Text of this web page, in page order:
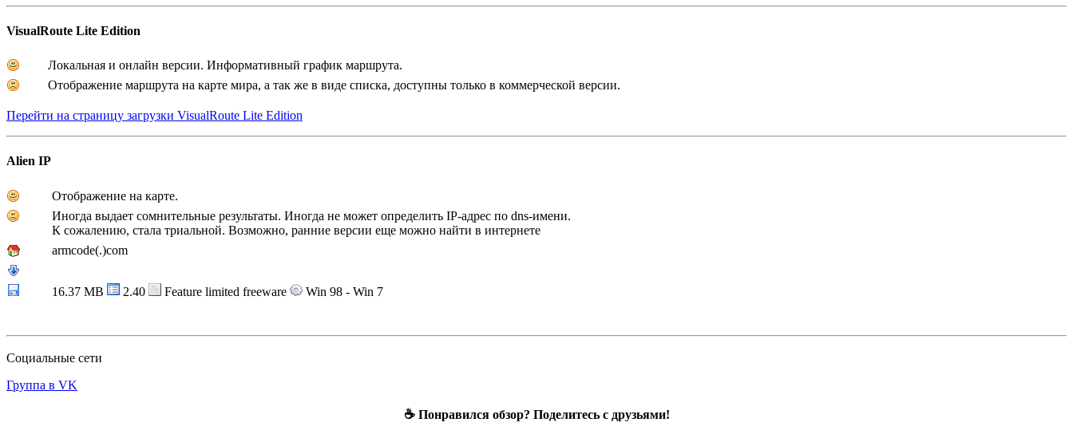
VisualRoute Lite Edition
Локальная и онлайн версии. Информативный график маршрута.
Отображение маршрута на карте мира, а так же в виде списка, доступны только в коммерческой версии.
Перейти на страницу загрузки VisualRoute Lite Edition
Alien IP
Отображение на карте.
Иногда выдает сомнительные результаты. Иногда не может определить IP-адрес по dns-имени.
К сожалению, стала триальной. Возможно, ранние версии еще можно найти в интернете
armcode(.)com
16.37 MB 2.40 Feature limited freeware Win 98 - Win 7
Социальные сети
Группа в VK
☕ Понравился обзор? Поделитесь с друзьями!